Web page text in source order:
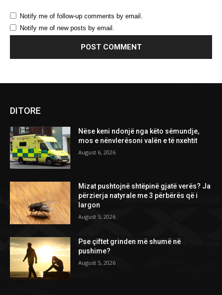
Notify me of follow-up comments by email.
Notify me of new posts by email.
DITORE
Nëse keni ndonjë nga këto sëmundje,
mos e nënvlerësoni valën e të nxehtit
August 6, 2026
Mizat pushtojnë shtëpinë gjatë verës? Ja
përzierja natyrale me 3 përbërës që i
largon
August 5, 2026
Pse çiftet grinden më shumë në
pushime?
August 5, 2026